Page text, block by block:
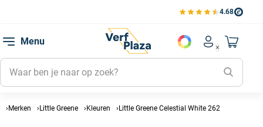
4.68
Bekijk de verfplaza
Menu
Account
Mijn
Mijn
Mijn
Naar
Merken Little Greene Kleuren Little Greene Celestial White 262